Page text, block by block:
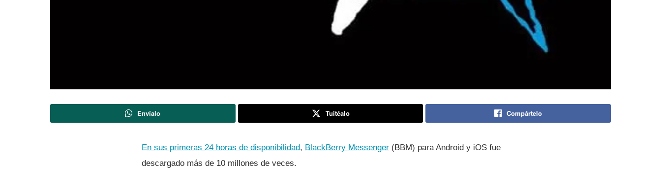
Envíalo Tuitéalo Compártelo
En sus primeras 24 horas de disponibilidad, BlackBerry Messenger (BBM) para Android y iOS fue
descargado más de 10 millones de veces.